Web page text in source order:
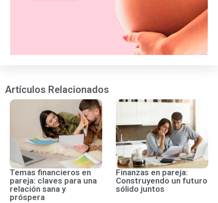
Artículos Relacionados
Temas financieros en
pareja: claves para una
relación sana y
próspera
Finanzas en pareja:
Construyendo un futuro
sólido juntos